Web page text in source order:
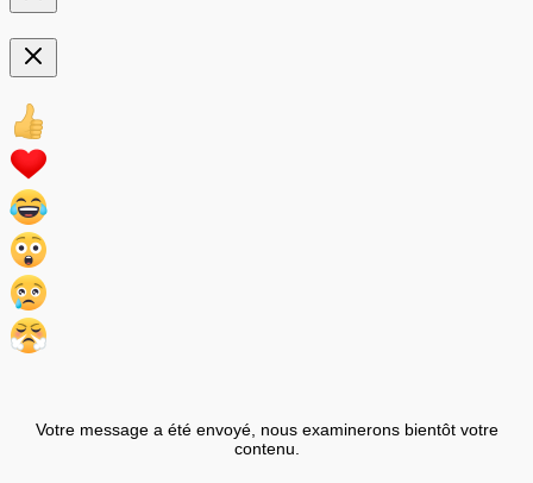
Votre message a été envoyé, nous examinerons bientôt votre
contenu.